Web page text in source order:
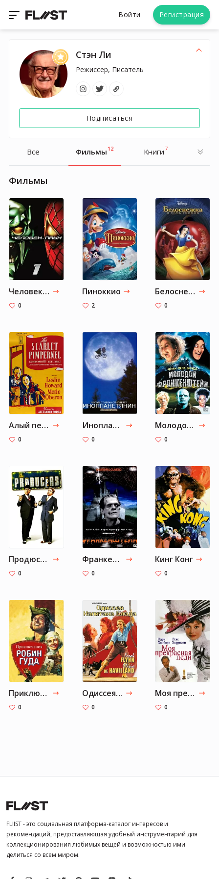
Войти Регистрация
Стэн Ли
Режиссер, Писатель
Подписаться
Все Фильмы 12 Книги7
Фильмы
Человек-паук
0
Пиноккио
2
Белоснежка
0
Алый первоцвет
0
Инопланетянин
0
Молодой Франкенштейн
0
Продюсеры
0
Франкенштейн
0
Кинг Конг
0
Приключения Робин Гуда
0
Одиссея капитана Блада
0
Моя прекрасная леди
0
FLIIST - это социальная платформа-каталог интересов и
рекомендаций, предоставляющая удобный инструментарий для
коллекционирования любимых вещей и возможностью ими
делиться со всем миром.